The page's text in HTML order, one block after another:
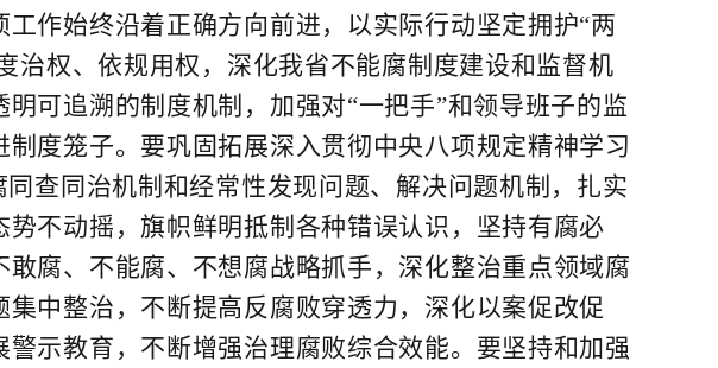
作始终沿着正确方向前进，以实际行动坚定拥护“两
治权、依规用权，深化我省不能腐制度建设和监督机
可追溯的制度机制，加强对“一把手”和领导班子的监
度笼子。要巩固拓展深入贯彻中央八项规定精神学习
查同治机制和经常性发现问题、解决问题机制，扎实
不动摇，旗帜鲜明抵制各种错误认识，坚持有腐必
腐、不能腐、不想腐战略抓手，深化整治重点领域腐
中整治，不断提高反腐败穿透力，深化以案促改促
示教育，不断增强治理腐败综合效能。要坚持和加强